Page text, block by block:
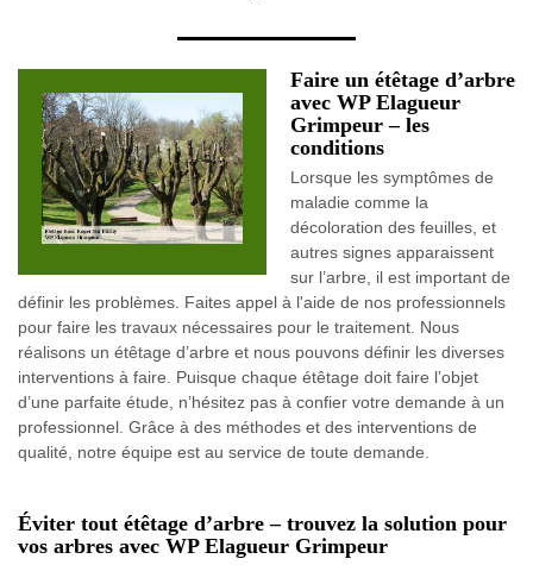
Faire un étêtage d’arbre
avec WP Elagueur
Grimpeur – les
conditions
Lorsque les symptômes de
maladie comme la
décoloration des feuilles, et
autres signes apparaissent
sur l’arbre, il est important de
définir les problèmes. Faites appel à l'aide de nos professionnels
pour faire les travaux nécessaires pour le traitement. Nous
réalisons un étêtage d’arbre et nous pouvons définir les diverses
interventions à faire. Puisque chaque étêtage doit faire l’objet
d’une parfaite étude, n’hésitez pas à confier votre demande à un
professionnel. Grâce à des méthodes et des interventions de
qualité, notre équipe est au service de toute demande.
Éviter tout étêtage d’arbre – trouvez la solution pour
vos arbres avec WP Elagueur Grimpeur